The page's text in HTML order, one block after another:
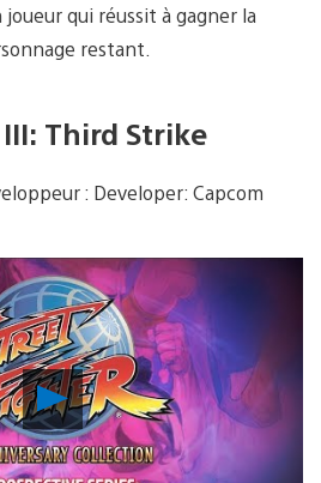
qui réussit à gagner la
restant.
Third Strike
: Developer: Capcom
Lancer
la
vidéo